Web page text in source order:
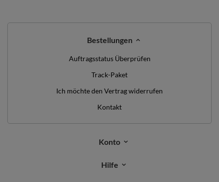
Bestellungen
Auftragsstatus Überprüfen
Track-Paket
Ich möchte den Vertrag widerrufen
Kontakt
Konto
Hilfe